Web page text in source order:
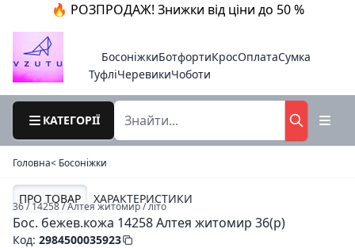
🔥 РОЗПРОДАЖ! Знижки від ціни до 50 %
БосоніжкиБотфортиКросОплатаСумка
ТуфліЧеревикиЧоботи
КАТЕГОРІЇ
Головна< Босоніжки
ПРО ТОВАР ХАРАКТЕРИСТИКИ
36 / 14258 / Алтея житомир / літо
Бос. бежев.кожа 14258 Алтея житомир 36(р)
Код: 2984500035923